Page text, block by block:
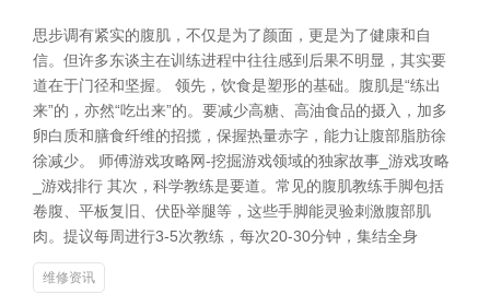
思步调有紧实的腹肌，不仅是为了颜面，更是为了健康和自
信。但许多东谈主在训练进程中往往感到后果不明显，其实要
道在于门径和坚握。 领先，饮食是塑形的基础。腹肌是“练出
来”的，亦然“吃出来”的。要减少高糖、高油食品的摄入，加多
卵白质和膳食纤维的招揽，保握热量赤字，能力让腹部脂肪徐
徐减少。 师傅游戏攻略网-挖掘游戏领域的独家故事_游戏攻略
_游戏排行 其次，科学教练是要道。常见的腹肌教练手脚包括
卷腹、平板复旧、伏卧举腿等，这些手脚能灵验刺激腹部肌
肉。提议每周进行3-5次教练，每次20-30分钟，集结全身
维修资讯